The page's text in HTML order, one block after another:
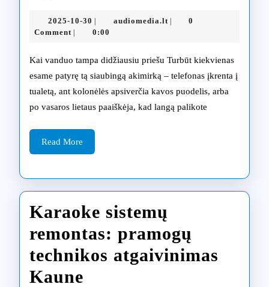
remontas
po
vandens
pažeidimo:
ar
2025-10-30 2025-
10-
audiomedia.ltaudiomedia.lt
0
Comment
0:00
Kai vanduo tampa didžiausiu priešu Turbūt kiekvienas
esame patyrę tą siaubingą akimirką – telefonas įkrenta į
tualetą, ant kolonėlės apsiverčia kavos puodelis, arba
po vasaros lietaus paaiškėja, kad langą palikote
Read More
More
Karaoke sistemų
remontas: pramogų
technikos atgaivinimas
Kaune